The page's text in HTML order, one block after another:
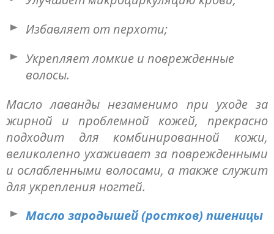
Избавляет от перхоти;
Укрепляет ломкие и поврежденные
волосы.
Масло лаванды незаменимо при уходе за
жирной и проблемной кожей, прекрасно
подходит для комбинированной кожи,
великолепно ухаживает за поврежденными
и ослабленными волосами, а также служит
для укрепления ногтей.
Масло зародышей (ростков) пшеницы